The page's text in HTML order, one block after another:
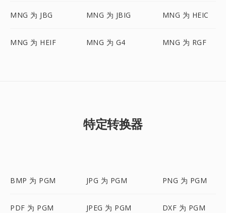
MNG 为 JBG MNG 为 JBIG MNG 为 HEIC
MNG 为 HEIF MNG 为 G4 MNG 为 RGF
特定转换器
BMP 为 PGM JPG 为 PGM PNG 为 PGM
PDF 为 PGM JPEG 为 PGM DXF 为 PGM